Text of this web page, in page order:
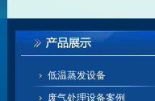
低温蒸发设备
废气处理设备案例